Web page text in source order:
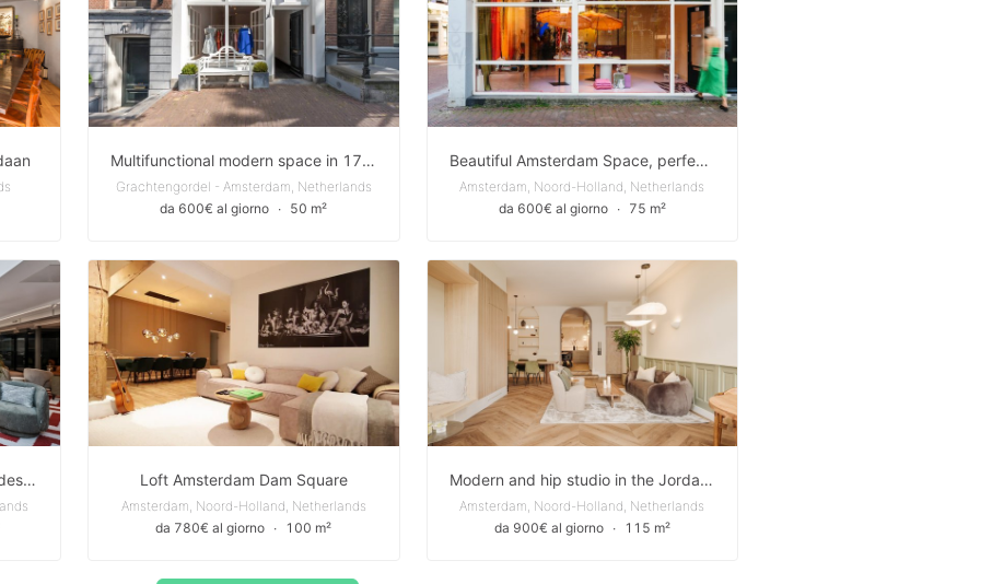
Multifunctional modern space in 17th century canal house on streetlevel with display windows
Grachtengordel - Amsterdam, Netherlands
da 600€ al giorno ∙ 50 m²
Beautiful Amsterdam Space, perfect for brand activations, art gallery or pop-up store
Amsterdam, Noord-Holland, Netherlands
da 600€ al giorno
∙ 75 m²
Amsterdam – A premium event destination in the heart of the city Loft Amsterdam Dam Square
Amsterdam, Noord-Holland, Netherlands
da 780€ al giorno ∙ 100 m²
Modern and hip studio in the Jordaan
Amsterdam, Noord-Holland, Netherlands
da 900€ al giorno
∙ 115 m²